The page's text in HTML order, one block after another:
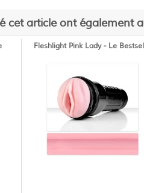
cet article ont également
Fleshlight Pink Lady - Le